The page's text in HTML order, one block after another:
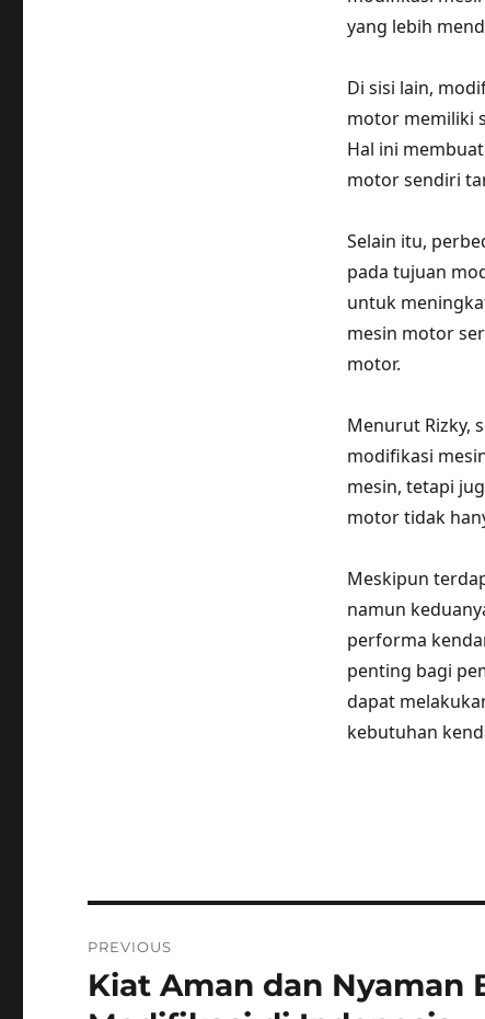
yang lebih
Di sisi lain,
motor memiliki
Hal ini
motor sendiri
Selain itu,
pada tujuan
untuk
mesin motor
motor.
Menurut Rizky,
modifikasi
mesin, tetapi
motor tidak
Meskipun
namun
performa
penting bagi
dapat
kebutuhan
navigation
PREVIOUS
Previous
post:
Kiat Aman dan Nyaman